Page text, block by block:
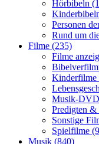
Hörbibeln
Personen
Rund um
Filme (235)
Filme
Kinderfilme
Musik-
Predigten &
Sonstige
Spielfilme
Musik (840)